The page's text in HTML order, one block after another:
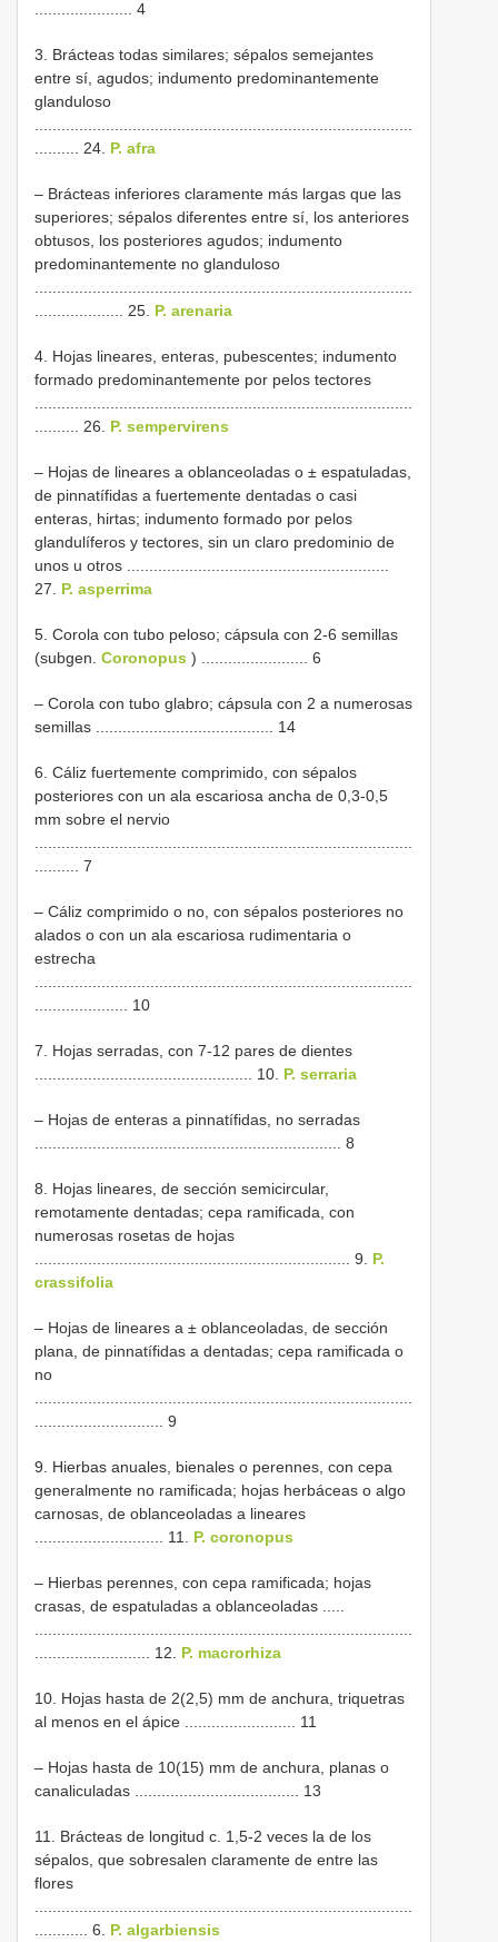
...................... 4
3. Brácteas todas similares; sépalos semejantes
entre sí, agudos; indumento predominantemente
glanduloso
.......... 24. P. afra
– Brácteas inferiores claramente más largas que las
superiores; sépalos diferentes entre sí, los anteriores
obtusos, los posteriores agudos; indumento
predominantemente no glanduloso
.................... 25. P. arenaria
4. Hojas lineares, enteras, pubescentes; indumento
formado predominantemente por pelos tectores
.......... 26. P. sempervirens
– Hojas de lineares a oblanceoladas o ± espatuladas,
de pinnatífidas a fuertemente dentadas o casi
enteras, hirtas; indumento formado por pelos
glandulíferos y tectores, sin un claro predominio de
unos u otros ...........................................................
27. P. asperrima
5. Corola con tubo peloso; cápsula con 2-6 semillas
(subgen. Coronopus ) ........................ 6
– Corola con tubo glabro; cápsula con 2 a numerosas
semillas ........................................ 14
6. Cáliz fuertemente comprimido, con sépalos
posteriores con un ala escariosa ancha de 0,3-0,5
mm sobre el nervio
.......... 7
– Cáliz comprimido o no, con sépalos posteriores no
alados o con un ala escariosa rudimentaria o
estrecha
..................... 10
7. Hojas serradas, con 7-12 pares de dientes
................................................. 10. P. serraria
– Hojas de enteras a pinnatífidas, no serradas
..................................................................... 8
8. Hojas lineares, de sección semicircular,
remotamente dentadas; cepa ramificada, con
numerosas rosetas de hojas
....................................................................... 9. P.
crassifolia
– Hojas de lineares a ± oblanceoladas, de sección
plana, de pinnatífidas a dentadas; cepa ramificada o
no
............................. 9
9. Hierbas anuales, bienales o perennes, con cepa
generalmente no ramificada; hojas herbáceas o algo
carnosas, de oblanceoladas a lineares
............................. 11. P. coronopus
– Hierbas perennes, con cepa ramificada; hojas
crasas, de espatuladas a oblanceoladas .....
.......................... 12. P. macrorhiza
10. Hojas hasta de 2(2,5) mm de anchura, triquetras
al menos en el ápice ......................... 11
– Hojas hasta de 10(15) mm de anchura, planas o
canaliculadas ..................................... 13
11. Brácteas de longitud c. 1,5-2 veces la de los
sépalos, que sobresalen claramente de entre las
flores
............ 6. P. algarbiensis